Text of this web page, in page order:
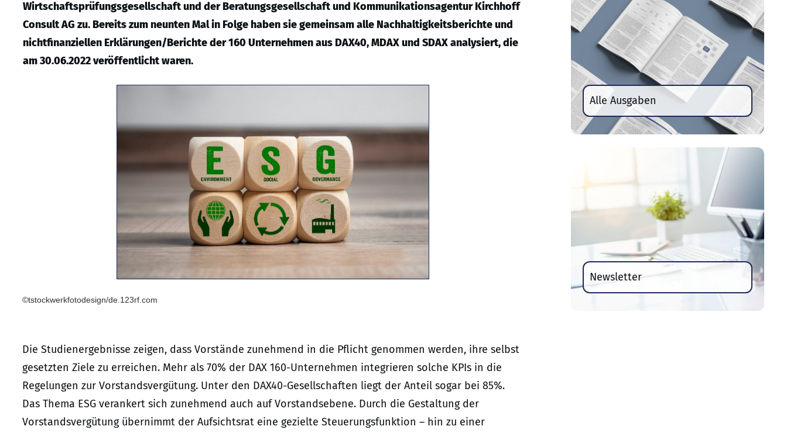
Wirtschaftsprüfungsgesellschaft und der Beratungsgesellschaft und Kommunikationsagentur Kirchhoff
Consult AG zu. Bereits zum neunten Mal in Folge haben sie gemeinsam alle Nachhaltigkeitsberichte und
nichtfinanziellen Erklärungen/Berichte der 160 Unternehmen aus DAX40, MDAX und SDAX analysiert, die
am 30.06.2022 veröffentlicht waren.
©tstockwerkfotodesign/de.123rf.com
Die Studienergebnisse zeigen, dass Vorstände zunehmend in die Pflicht genommen werden, ihre selbst
gesetzten Ziele zu erreichen. Mehr als 70% der DAX 160-Unternehmen integrieren solche KPIs in die
Regelungen zur Vorstandsvergütung. Unter den DAX40-Gesellschaften liegt der Anteil sogar bei 85%.
Das Thema ESG verankert sich zunehmend auch auf Vorstandsebene. Durch die Gestaltung der
Vorstandsvergütung übernimmt der Aufsichtsrat eine gezielte Steuerungsfunktion – hin zu einer
Alle Ausgaben
Newsletter